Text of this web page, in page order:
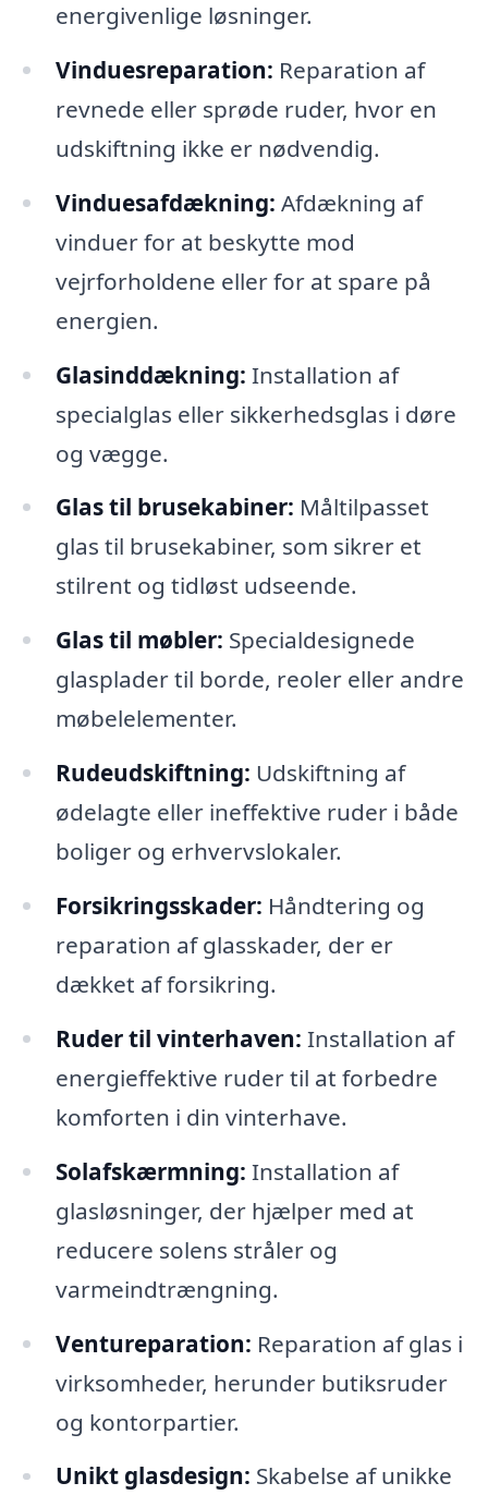
energivenlige løsninger.
Vinduesreparation: Reparation af
revnede eller sprøde ruder, hvor en
udskiftning ikke er nødvendig.
Vinduesafdækning: Afdækning af
vinduer for at beskytte mod
vejrforholdene eller for at spare på
energien.
Glasinddækning: Installation af
specialglas eller sikkerhedsglas i døre
og vægge.
Glas til brusekabiner: Måltilpasset
glas til brusekabiner, som sikrer et
stilrent og tidløst udseende.
Glas til møbler: Specialdesignede
glasplader til borde, reoler eller andre
møbelelementer.
Rudeudskiftning: Udskiftning af
ødelagte eller ineffektive ruder i både
boliger og erhvervslokaler.
Forsikringsskader: Håndtering og
reparation af glasskader, der er
dækket af forsikring.
Ruder til vinterhaven: Installation af
energieffektive ruder til at forbedre
komforten i din vinterhave.
Solafskærmning: Installation af
glasløsninger, der hjælper med at
reducere solens stråler og
varmeindtrængning.
Ventureparation: Reparation af glas i
virksomheder, herunder butiksruder
og kontorpartier.
Unikt glasdesign: Skabelse af unikke